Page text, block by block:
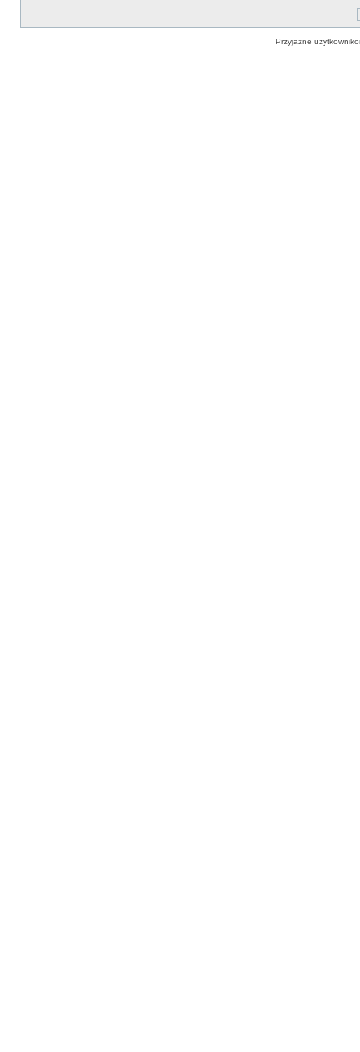
Przyjazne